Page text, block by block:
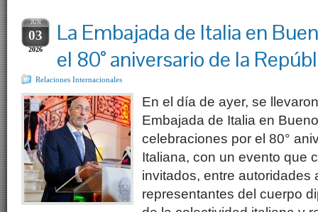
JUN
03
2026
La Embajada de Italia en
el 80° aniversario de la
Relaciones Internacionales
En el día de ayer, se
Embajada de Italia en
celebraciones por el 80°
Italiana, con un evento que
invitados, entre autoridades
representantes del cuerpo